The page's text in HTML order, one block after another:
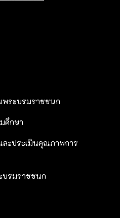
พระบรมราชชนก
ศึกษา
ละประเมินคุณภาพการ
บรมราชชนก